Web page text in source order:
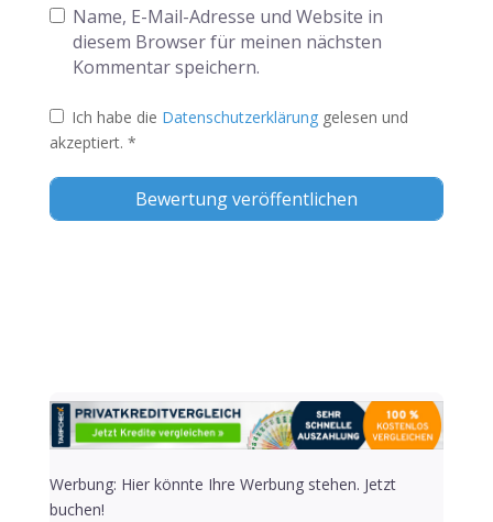
Name, E-Mail-Adresse und Website in
diesem Browser für meinen nächsten
Kommentar speichern.
Ich habe die Datenschutzerklärung gelesen und
akzeptiert. *
Werbung: Hier könnte Ihre Werbung stehen. Jetzt
buchen!